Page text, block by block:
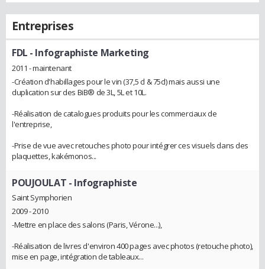
Entreprises
FDL - Infographiste Marketing
2011 - maintenant
-Création d'habillages pour le vin (37,5 cl & 75cl) mais aussi une
duplication sur des BiB® de 3L, 5L et 10L.
-Réalisation de catalogues produits pour les commerciaux de
l'entreprise,
-Prise de vue avec retouches photo pour intégrer ces visuels dans des
plaquettes, kakémonos...
POUJOULAT - Infographiste
Saint Symphorien
2009 - 2010
-Mettre en place des salons (Paris, Vérone...),
-Réalisation de livres d'environ 400 pages avec photos (retouche photo),
mise en page, intégration de tableaux...